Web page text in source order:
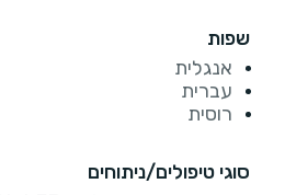
שפות
אנגלית
עברית
רוסית
סוגי טיפולים/ניתוחים